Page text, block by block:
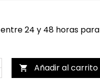
entre 24 y 48 horas para
 Añadir al carrito